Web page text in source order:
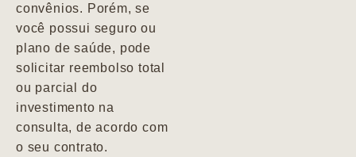
convênios. Porém, se
você possui seguro ou
plano de saúde, pode
solicitar reembolso total
ou parcial do
investimento na
consulta, de acordo com
o seu contrato.